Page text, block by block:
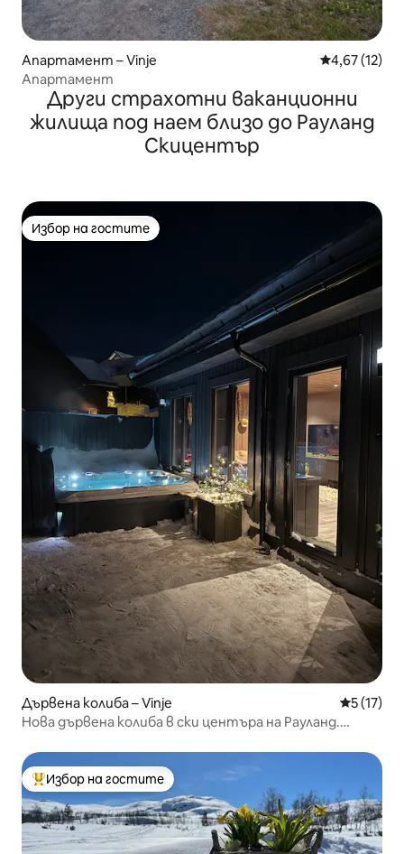
Апартамент – Vinje Средна
4,67 (12)
Апартамент
Други страхотни ваканционни
жилища под наем близо до Рауланд
Скицентър
Избор на гостите
Избор на гостите
Дървена колиба – Vinje Средна
5 (17)
Нова дървена колиба в ски центъра на Рауланд.
Най-популярен избор на гостите
Избор на гостите